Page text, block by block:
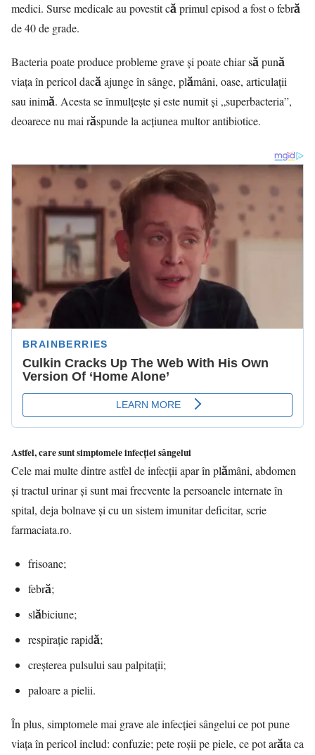
medici. Surse medicale au povestit că primul episod a fost o febră
de 40 de grade.
Bacteria poate produce probleme grave și poate chiar să pună
viaţa în pericol dacă ajunge în sânge, plămâni, oase, articulații
sau inimă. Acesta se înmulţeşte și este numit şi „superbacteria”,
deoarece nu mai răspunde la acţiunea multor antibiotice.
Astfel, care sunt simptomele infecției sângelui
Cele mai multe dintre astfel de infecții apar în plămâni, abdomen
și tractul urinar și sunt mai frecvente la persoanele internate în
spital, deja bolnave și cu un sistem imunitar deficitar, scrie
farmaciata.ro.
frisoane;
febră;
slăbiciune;
respirație rapidă;
creșterea pulsului sau palpitații;
paloare a pielii.
În plus, simptomele mai grave ale infecției sângelui ce pot pune
viața în pericol includ: confuzie; pete roșii pe piele, ce pot arăta ca